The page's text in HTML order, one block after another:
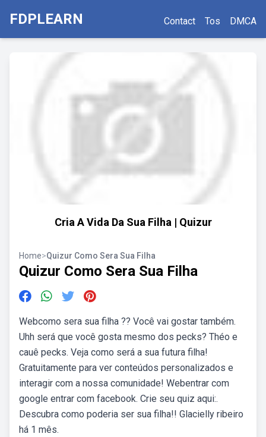
FDPLEARN Contact Tos DMCA
Cria A Vida Da Sua Filha | Quizur
Home>Quizur Como Sera Sua Filha
Quizur Como Sera Sua Filha
Webcomo sera sua filha ?? Você vai gostar também.
Uhh será que você gosta mesmo dos pecks? Théo e
cauê pecks. Veja como será a sua futura filha!
Gratuitamente para ver conteúdos personalizados e
interagir com a nossa comunidade! Webentrar com
google entrar com facebook. Crie seu quiz aqui:.
Descubra como poderia ser sua filha!! Glacielly ribeiro
há 1 mês.